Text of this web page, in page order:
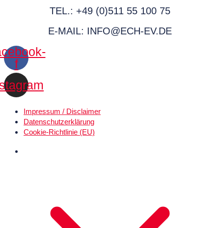
TEL.: +49 (0)511 55 100 75
E-MAIL: INFO@ECH-EV.DE
f
Impressum / Disclaimer
Datenschutz­erklärung
Cookie-Richtlinie (EU)